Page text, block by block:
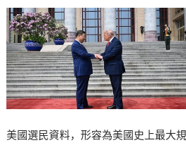
美國選民資料，形容為美國史上最大